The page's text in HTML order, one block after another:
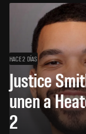
HACE 2 DÍAS
Justice
unen a
2